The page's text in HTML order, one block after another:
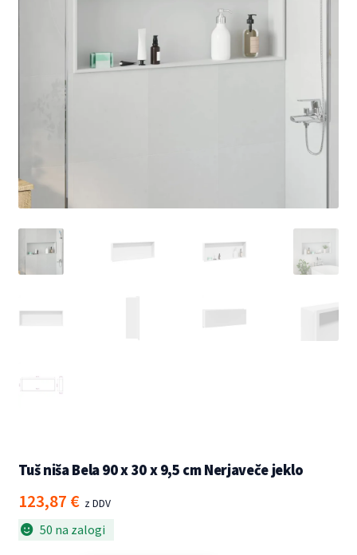
Tuš niša Bela 90 x 30 x 9,5 cm Nerjaveče jeklo
123,87 € z DDV
50 na zalogi